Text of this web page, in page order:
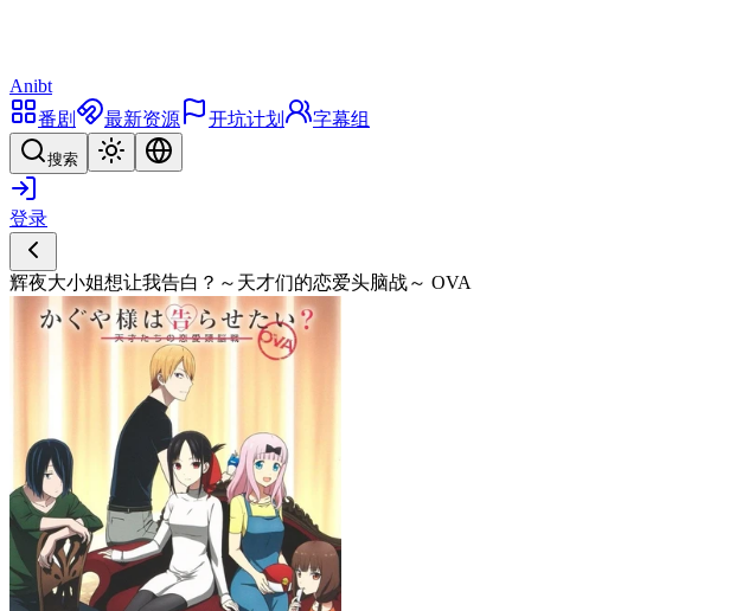
Anibt
番剧
最新资源 开坑计划 字幕组
搜索
登录
辉夜大小姐想让我告白？～天才们的恋爱头脑战～ OVA